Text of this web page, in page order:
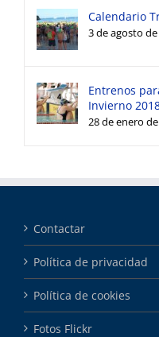
Calendario
3 de agosto
Entrenos
Invierno
28 de enero
Contactar
Política de privacidad
Política de cookies
Fotos Flickr